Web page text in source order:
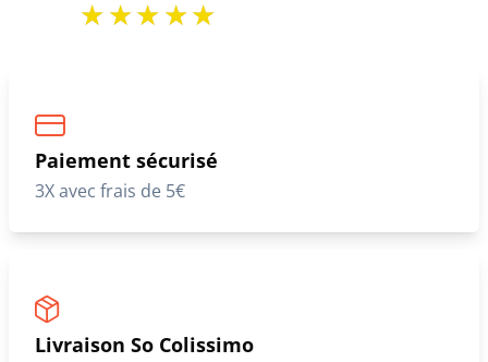
Paiement sécurisé
3X avec frais de 5€
Livraison So Colissimo